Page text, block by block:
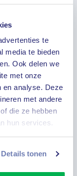
te
media te bieden
Ook delen we
met onze
en analyse. Deze
met andere
die ze hebben
hun services.
Details tonen
het
en geniet van
Postojna-
ter
een
meer van